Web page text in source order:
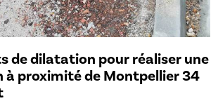
de dilatation pour réaliser une
à proximité de Montpellier 34